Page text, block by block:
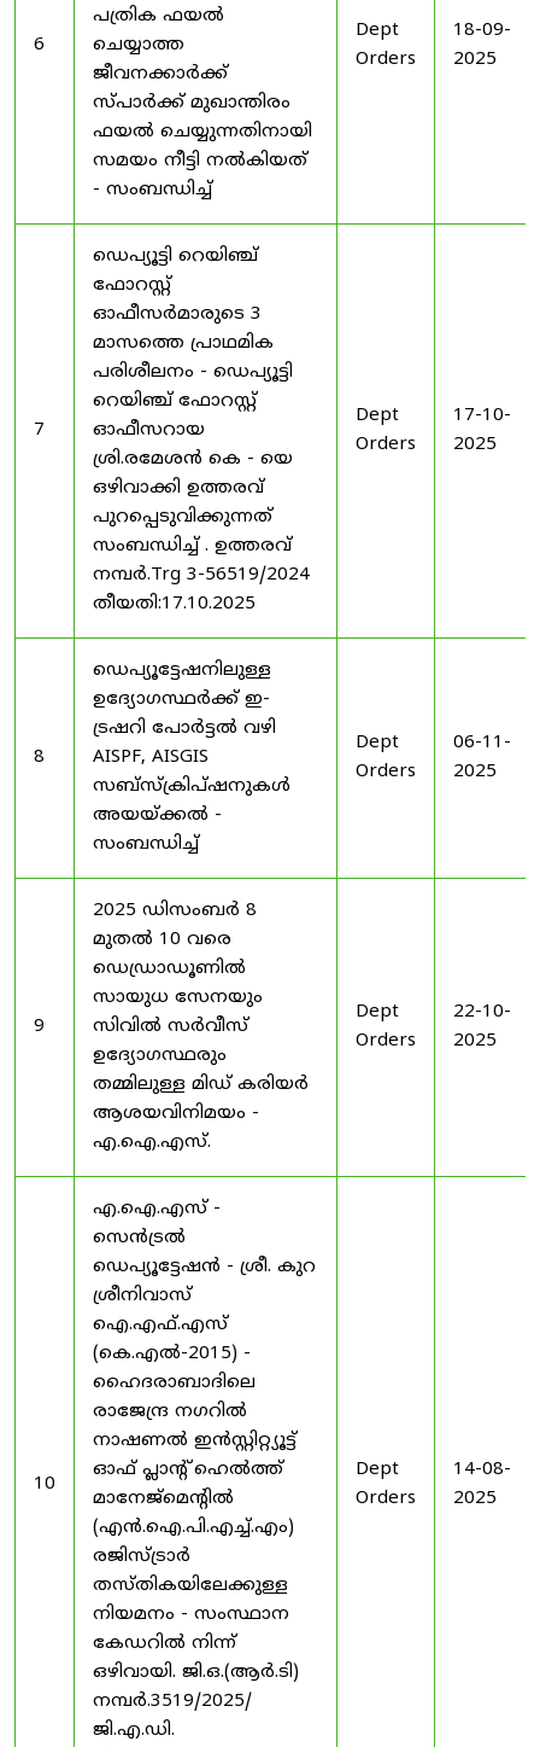
6
പത്രിക ഫയൽ
ചെയ്യാത്ത
ജീവനക്കാർക്ക്
സ്പാർക്ക് മുഖാന്തിരം
ഫയൽ ചെയ്യുന്നതിനായി
സമയം നീട്ടി നൽകിയത്
- സംബന്ധിച്ച്
Dept
Orders
18-09-
2025
7
ഡെപ്യൂട്ടി റെയിഞ്ച്
ഫോറസ്റ്റ്
ഓഫീസർമാരുടെ 3
മാസത്തെ പ്രാഥമിക
പരിശീലനം - ഡെപ്യൂട്ടി
റെയിഞ്ച് ഫോറസ്റ്റ്
ഓഫീസറായ
ശ്രി.രമേശൻ കെ - യെ
ഒഴിവാക്കി ഉത്തരവ്
പുറപ്പെടുവിക്കുന്നത്
സംബന്ധിച്ച് . ഉത്തരവ്
നമ്പർ.Trg 3-56519/2024
തീയതി:17.10.2025
Dept
Orders
17-10-
2025
8
ഡെപ്യൂട്ടേഷനിലുള്ള
ഉദ്യോഗസ്ഥർക്ക് ഇ-
ട്രഷറി പോർട്ടൽ വഴി
AISPF, AISGIS
സബ്‌സ്‌ക്രിപ്‌ഷനുകൾ
അയയ്ക്കൽ -
സംബന്ധിച്ച്
Dept
Orders
06-11-
2025
9
2025 ഡിസംബർ 8
മുതൽ 10 വരെ
ഡെഡ്രാഡൂണിൽ
സായുധ സേനയും
സിവിൽ സർവീസ്
ഉദ്യോഗസ്ഥരും
തമ്മിലുള്ള മിഡ് കരിയർ
ആശയവിനിമയം -
എ.ഐ.എസ്.
Dept
Orders
22-10-
2025
10
എ.ഐ.എസ് -
സെൻട്രൽ
ഡെപ്യൂട്ടേഷൻ - ശ്രീ. കുറ
ശ്രീനിവാസ്
ഐ.എഫ്.എസ്
(കെ.എൽ-2015) -
ഹൈദരാബാദിലെ
രാജേന്ദ്ര നഗറിൽ
നാഷണൽ ഇൻസ്റ്റിറ്റ്യൂട്ട്
ഓഫ് പ്ലാന്റ് ഹെൽത്ത്
മാനേജ്‌മെന്റിൽ
(എൻ.ഐ.പി.എച്ച്.എം)
രജിസ്ട്രാർ
തസ്തികയിലേക്കുള്ള
നിയമനം - സംസ്ഥാന
കേഡറിൽ നിന്ന്
ഒഴിവായി. ജി.ഒ.(ആർ.ടി)
നമ്പർ.3519/2025/
ജി.എ.ഡി.
Dept
Orders
14-08-
2025